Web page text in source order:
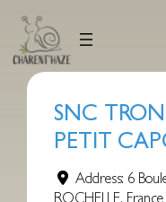
contenu
SNC
PETIT
Address: 6
ROCHELLE, France